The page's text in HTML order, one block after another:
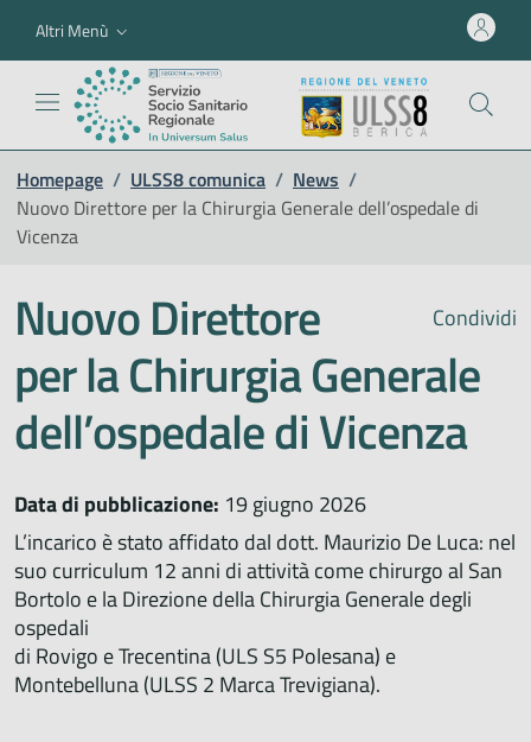
Altri Menù
Homepage / ULSS8 comunica / News /
Nuovo Direttore per la Chirurgia Generale dell’ospedale di
Vicenza
Condividi
Nuovo Direttore
per la Chirurgia Generale
dell’ospedale di Vicenza
Data di pubblicazione: 19 giugno 2026
L’incarico è stato affidato dal dott. Maurizio De Luca: nel
suo curriculum 12 anni di attività come chirurgo al San
Bortolo e la Direzione della Chirurgia Generale degli
ospedali
di Rovigo e Trecentina (ULS S5 Polesana) e
Montebelluna (ULSS 2 Marca Trevigiana).